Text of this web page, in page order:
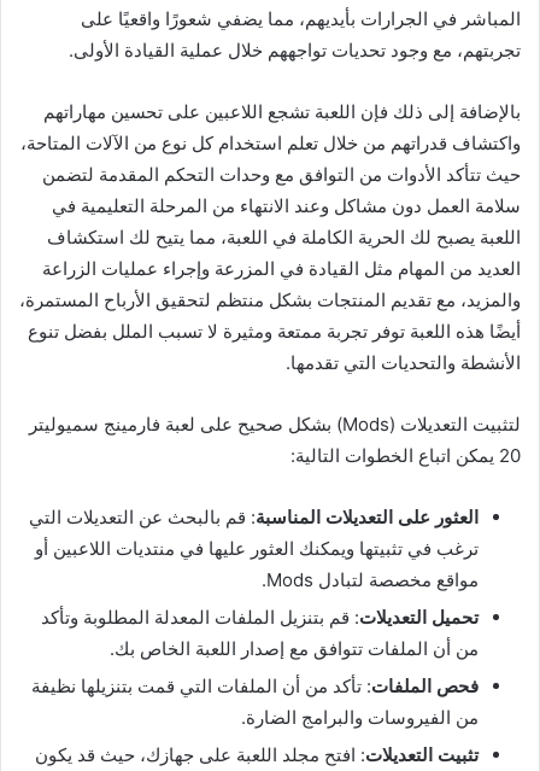
المباشر في الجرارات بأيديهم، مما يضفي شعورًا واقعيًا على
تجربتهم، مع وجود تحديات تواجههم خلال عملية القيادة الأولى.
بالإضافة إلى ذلك فإن اللعبة تشجع اللاعبين على تحسين مهاراتهم
واكتشاف قدراتهم من خلال تعلم استخدام كل نوع من الآلات المتاحة،
حيث تتأكد الأدوات من التوافق مع وحدات التحكم المقدمة لتضمن
سلامة العمل دون مشاكل وعند الانتهاء من المرحلة التعليمية في
اللعبة يصبح لك الحرية الكاملة في اللعبة، مما يتيح لك استكشاف
العديد من المهام مثل القيادة في المزرعة وإجراء عمليات الزراعة
والمزيد، مع تقديم المنتجات بشكل منتظم لتحقيق الأرباح المستمرة،
أيضًا هذه اللعبة توفر تجربة ممتعة ومثيرة لا تسبب الملل بفضل تنوع
الأنشطة والتحديات التي تقدمها.
لتثبيت التعديلات (Mods) بشكل صحيح على لعبة فارمينج سميوليتر
20 يمكن اتباع الخطوات التالية:
العثور على التعديلات المناسبة: قم بالبحث عن التعديلات التي
ترغب في تثبيتها ويمكنك العثور عليها في منتديات اللاعبين أو
مواقع مخصصة لتبادل Mods.
تحميل التعديلات: قم بتنزيل الملفات المعدلة المطلوبة وتأكد
من أن الملفات تتوافق مع إصدار اللعبة الخاص بك.
فحص الملفات: تأكد من أن الملفات التي قمت بتنزيلها نظيفة
من الفيروسات والبرامج الضارة.
تثبيت التعديلات: افتح مجلد اللعبة على جهازك، حيث قد يكون